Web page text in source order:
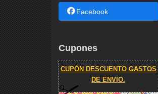
Facebook
Cupones
CUPÓN DESCUENTO GASTOS
DE ENVIO.